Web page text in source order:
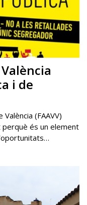
i de
(FAAVV)
perquè és un element